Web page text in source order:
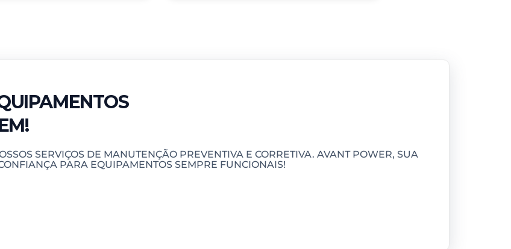
SERVIÇOS DE MANUTENÇÃO PREVENTIVA E CORRETIVA. AVANT POWER, SUA
PARA EQUIPAMENTOS SEMPRE FUNCIONAIS!